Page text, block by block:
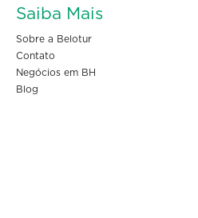
Saiba Mais
Sobre a Belotur
Contato
Negócios em BH
Blog